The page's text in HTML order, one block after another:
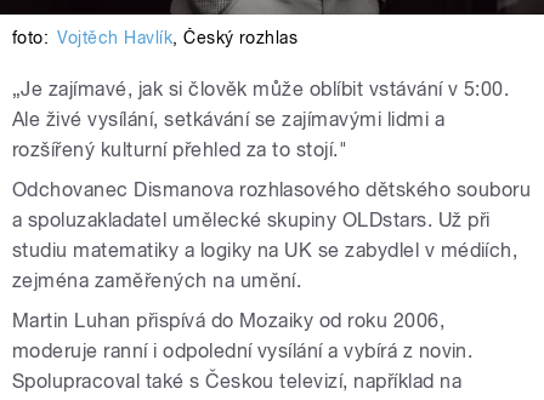
foto: Vojtěch Havlík,Český rozhlas
„Je zajímavé, jak si člověk může oblíbit vstávání v 5:00.
Ale živé vysílání, setkávání se zajímavými lidmi a
rozšířený kulturní přehled za to stojí."
Odchovanec Dismanova rozhlasového dětského souboru
a spoluzakladatel umělecké skupiny OLDstars. Už při
studiu matematiky a logiky na UK se zabydlel v médiích,
zejména zaměřených na umění.
Martin Luhan přispívá do Mozaiky od roku 2006,
moderuje ranní i odpolední vysílání a vybírá z novin.
Spolupracoval také s Českou televizí, například na